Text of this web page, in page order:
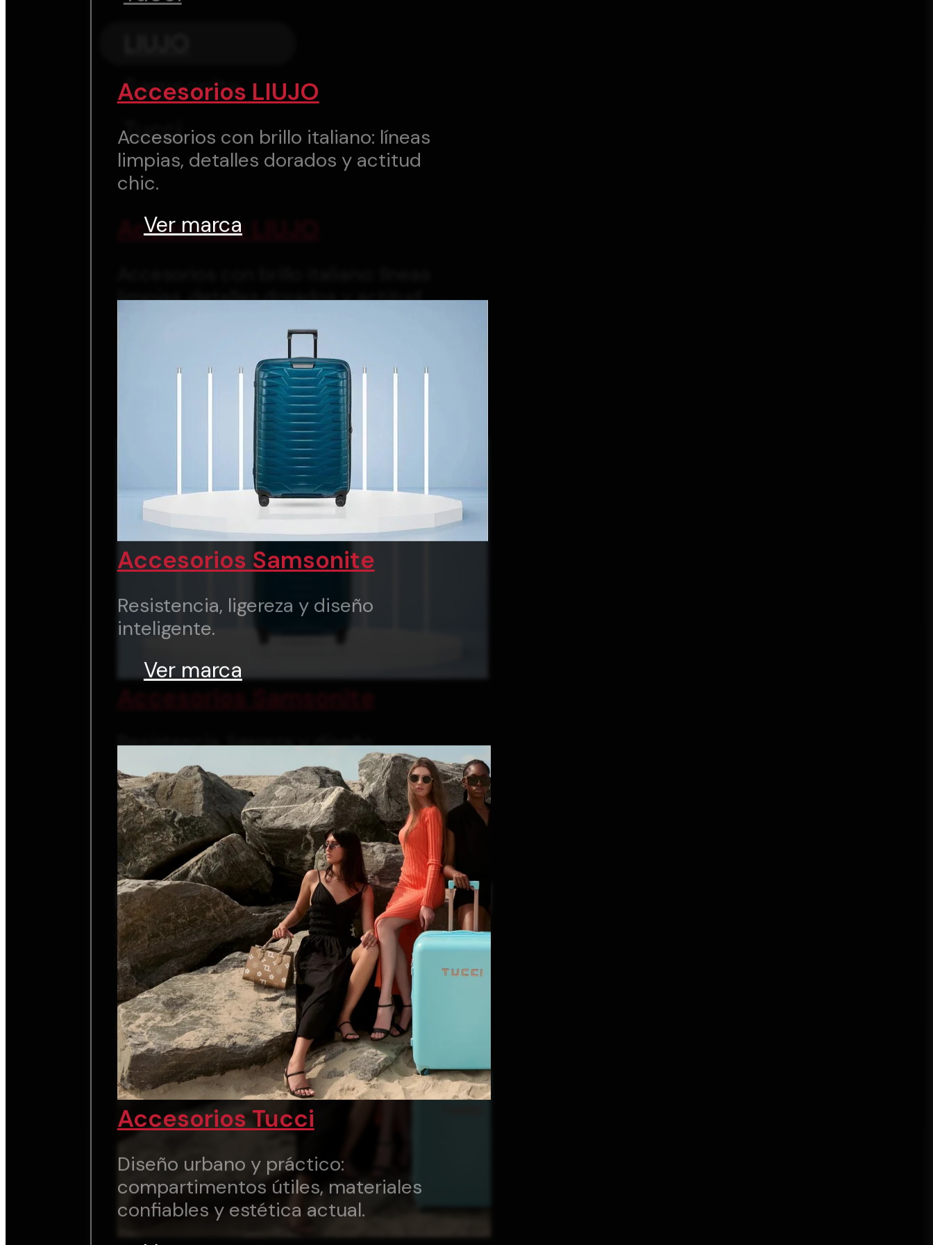
Samsonite
Tucci
Accesorios LIUJO
limpias, detalles dorados y actitud
Ver marca
Accesorios Samsonite
Resistencia, ligereza y diseño
inteligente.
Ver marca
Accesorios LIUJO
Accesorios con brillo italiano: líneas
limpias, detalles dorados y actitud
chic.
Ver marca
Accesorios Samsonite
Resistencia, ligereza y diseño
inteligente.
Ver marca
Accesorios Tucci
Diseño urbano y práctico:
compartimentos útiles, materiales
confiables y estética actual.